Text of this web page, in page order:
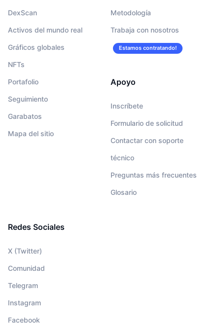
DexScan
Activos del mundo real
Gráficos globales
NFTs
Portafolio
Seguimiento
Garabatos
Mapa del sitio
Metodología
Trabaja con nosotros
Estamos contratando!
Apoyo
Inscríbete
Formulario de solicitud
Contactar con soporte
técnico
Preguntas más frecuentes
Glosario
Redes Sociales
X (Twitter)
Comunidad
Telegram
Instagram
Facebook